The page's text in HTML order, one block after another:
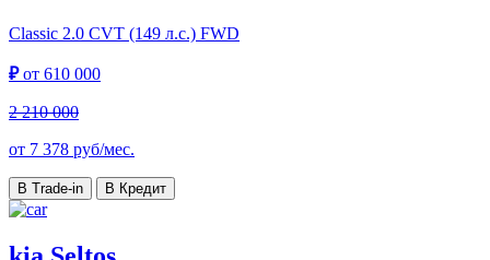
Classic 2.0 CVT (149 л.с.) FWD
₽от 610 000
2 210 000
от 7 378 руб/мес.
В Trade-in В Кредит